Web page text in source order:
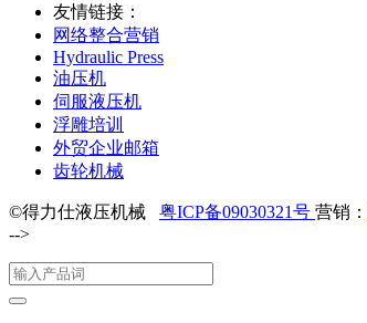
友情链接：
网络整合营销
Hydraulic Press
油压机
伺服液压机
浮雕培训
外贸企业邮箱
齿轮机械
©得力仕液压机械 粤ICP备09030321号 营销：
-->